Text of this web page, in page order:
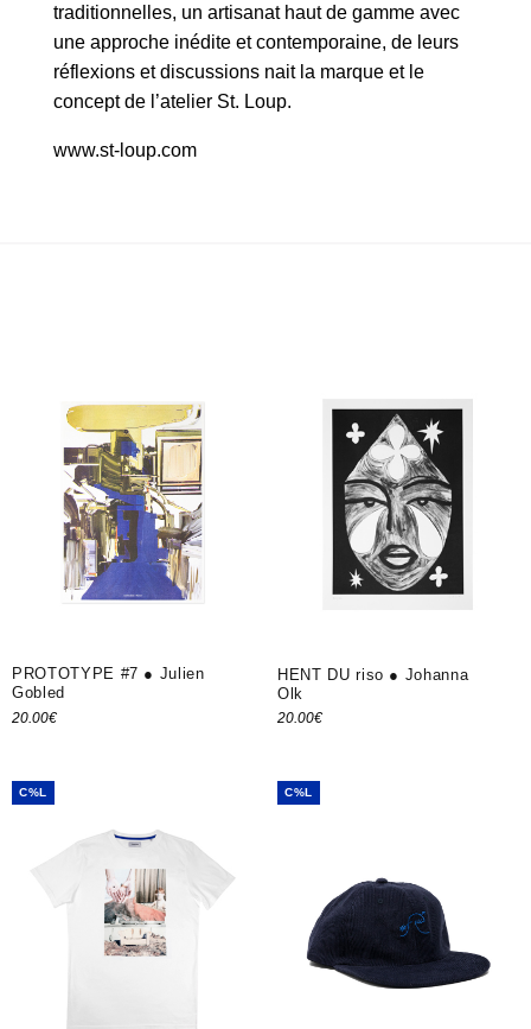
traditionnelles, un artisanat haut de gamme avec
une approche inédite et contemporaine, de leurs
réflexions et discussions nait la marque et le
concept de l’atelier St. Loup.
www.st-loup.com
PROTOTYPE #7 ● Julien
Gobled
20.00€
HENT DU riso ● Johanna
Olk
20.00€
C%L C%L